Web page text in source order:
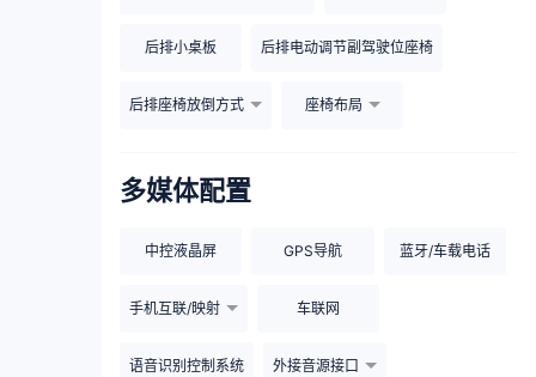
后排小桌板 后排电动调节副驾驶位座椅
后排座椅放倒方式 座椅布局
多媒体配置
中控液晶屏 GPS导航 蓝牙/车载电话
手机互联/映射 车联网
语音识别控制系统 外接音源接口